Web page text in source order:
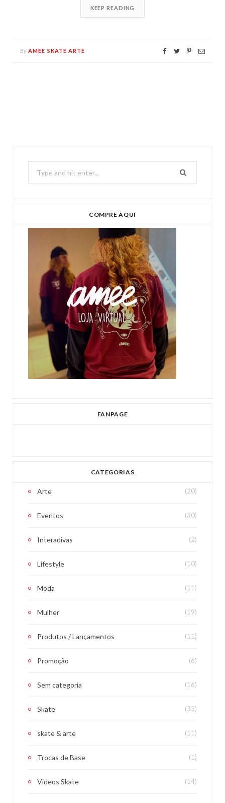
KEEP READING
By AMEE SKATE ARTE
COMPRE AQUI
FANPAGE
CATEGORIAS
Arte (20)
Eventos (30)
Interadivas (2)
Lifestyle (10)
Moda (11)
Mulher (19)
Produtos / Lançamentos (11)
Promoção (6)
Sem categoria (16)
Skate (33)
skate & arte (11)
Trocas de Base (1)
Videos Skate (14)